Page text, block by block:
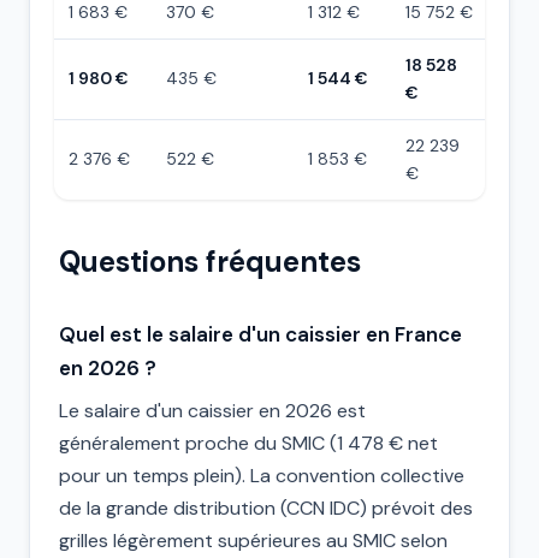
1 683 € 370 € 1 312 € 15 752 €
1 980 € 435 € 1 544 €
18 528
€
2 376 € 522 € 1 853 €
22 239
€
Questions fréquentes
Quel est le salaire d'un caissier en France
en 2026 ?
Le salaire d'un caissier en 2026 est
généralement proche du SMIC (1 478 € net
pour un temps plein). La convention collective
de la grande distribution (CCN IDC) prévoit des
grilles légèrement supérieures au SMIC selon